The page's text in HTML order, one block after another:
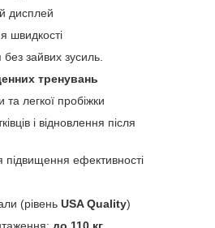
дисплей
швидкості
зайвих зусиль.
тренувань
легкої пробіжки
і відновлення після
підвищення ефективності
(рівень USA Quality)